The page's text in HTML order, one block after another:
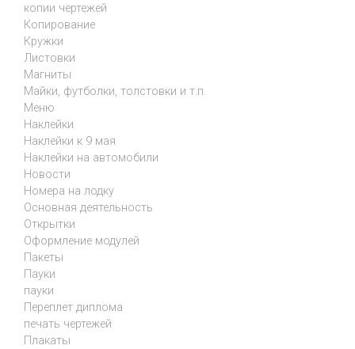
копии чертежей
Копирование
Кружки
Листовки
Магниты
Майки, футболки, толстовки и т.п.
Меню
Наклейки
Наклейки к 9 мая
Наклейки на автомобили
Новости
Номера на лодку
Основная деятельность
Открытки
Оформление модулей
Пакеты
Пауки
пауки
Переплет диплома
печать чертежей
Плакаты